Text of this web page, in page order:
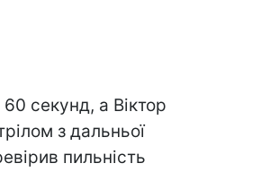
секунд, а Віктор
з дальньої
пильність